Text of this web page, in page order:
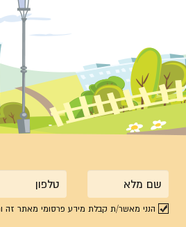
שם הנני מאשר/ת קבלת מידע פרסומי מאתר זה